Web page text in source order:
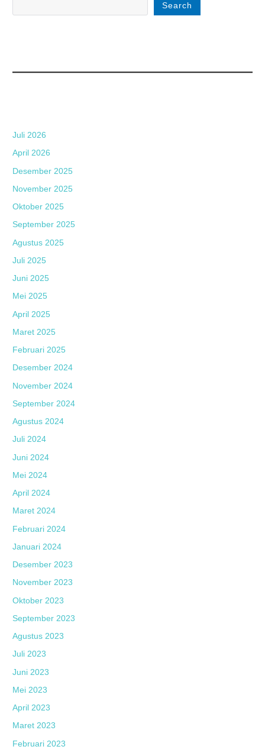
Search
Juli 2026
April 2026
Desember 2025
November 2025
Oktober 2025
September 2025
Agustus 2025
Juli 2025
Juni 2025
Mei 2025
April 2025
Maret 2025
Februari 2025
Desember 2024
November 2024
September 2024
Agustus 2024
Juli 2024
Juni 2024
Mei 2024
April 2024
Maret 2024
Februari 2024
Januari 2024
Desember 2023
November 2023
Oktober 2023
September 2023
Agustus 2023
Juli 2023
Juni 2023
Mei 2023
April 2023
Maret 2023
Februari 2023